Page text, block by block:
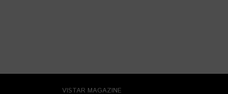
VISTAR MAGAZINE